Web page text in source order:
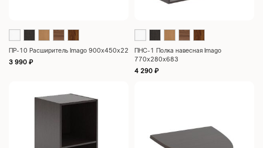
ПР-10 Расширитель Imago 900х450х22
3 990 ₽
ПНС-1 Полка навесная Imago
770х280х683
4 290 ₽